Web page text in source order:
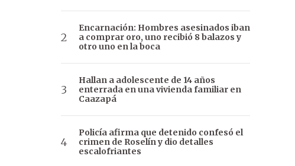
Encarnación: Hombres asesinados iban
a comprar oro, uno recibió 8 balazos y
otro uno en la boca
Hallan a adolescente de 14 años
enterrada en una vivienda familiar en
Caazapá
Policía afirma que detenido confesó el
crimen de Roselín y dio detalles
escalofriantes